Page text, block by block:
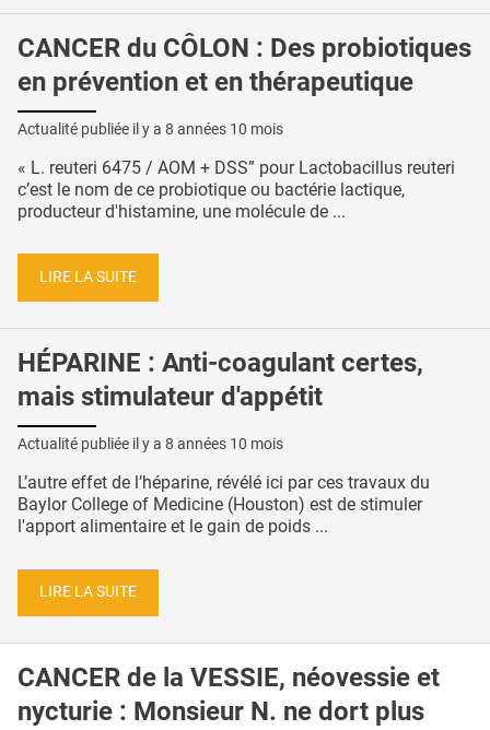
CANCER du CÔLON : Des probiotiques
en prévention et en thérapeutique
Actualité publiée il y a 8 années 10 mois
« L. reuteri 6475 / AOM + DSS” pour Lactobacillus reuteri
c’est le nom de ce probiotique ou bactérie lactique,
producteur d'histamine, une molécule de ...
LIRE LA SUITE
HÉPARINE : Anti-coagulant certes,
mais stimulateur d'appétit
Actualité publiée il y a 8 années 10 mois
L’autre effet de l’héparine, révélé ici par ces travaux du
Baylor College of Medicine (Houston) est de stimuler
l'apport alimentaire et le gain de poids ...
LIRE LA SUITE
CANCER de la VESSIE, néovessie et
nycturie : Monsieur N. ne dort plus